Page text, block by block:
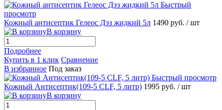
Быстрый
просмотр
Кожный антисептик Гелеос Дэз жидкий 5л 1490 руб. / шт
В корзину
Подробнее
Купить в 1 клик Сравнение
В избранное Под заказ
Быстрый просмотр
Кожный Антисептик(109-5 CLF, 5 литр) 1995 руб. / шт
В корзину